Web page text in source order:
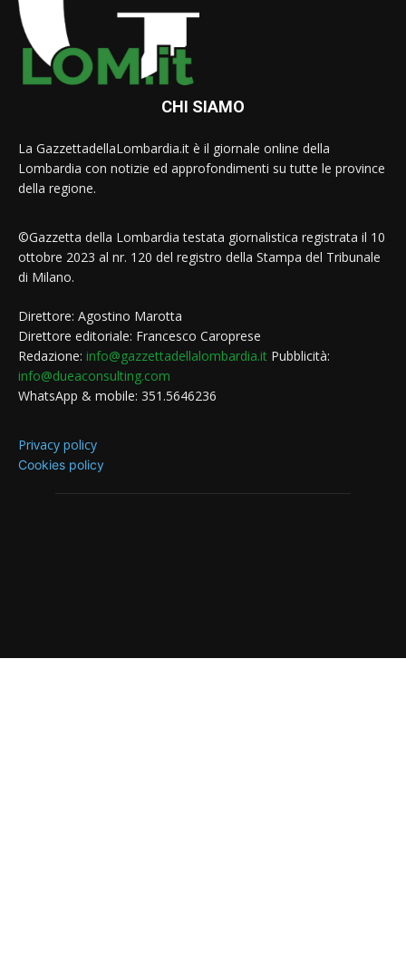
CHI SIAMO
La GazzettadellaLombardia.it è il giornale online della
Lombardia con notizie ed approfondimenti su tutte le province
della regione.
©Gazzetta della Lombardia testata giornalistica registrata il 10
ottobre 2023 al nr. 120 del registro della Stampa del Tribunale
di Milano.
Direttore: Agostino Marotta
Direttore editoriale: Francesco Caroprese
Redazione: info@gazzettadellalombardia.it Pubblicità:
info@dueaconsulting.com
WhatsApp & mobile: 351.5646236
Privacy policy
Cookies policy